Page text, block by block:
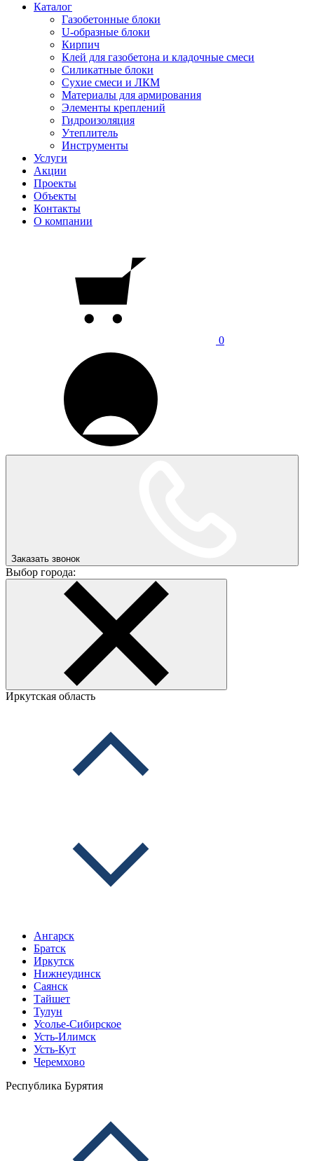
Каталог
Газобетонные блоки
U-образные блоки
Кирпич
Клей для газобетона и кладочные смеси
Силикатные блоки
Сухие смеси и ЛКМ
Материалы для армирования
Элементы креплений
Гидроизоляция
Утеплитель
Инструменты
Услуги
Акции
Проекты
Объекты
Контакты
О компании
0
Заказать звонок
Выбор города:
Иркутская область
Ангарск
Братск
Иркутск
Нижнеудинск
Саянск
Тайшет
Тулун
Усолье-Сибирское
Усть-Илимск
Усть-Кут
Черемхово
Республика Бурятия